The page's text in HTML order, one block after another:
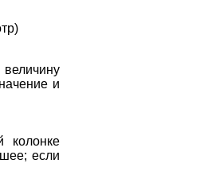
и
колонке
если